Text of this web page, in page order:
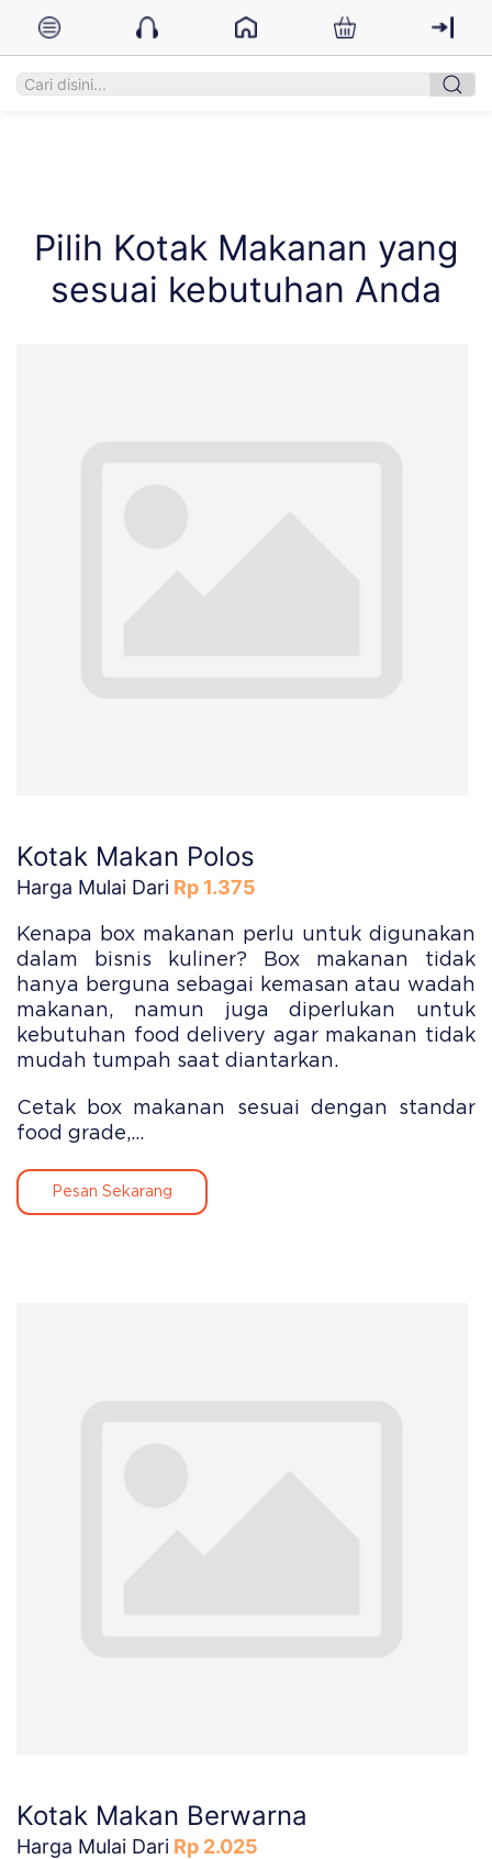
Pilih Kotak Makanan yang
sesuai kebutuhan Anda
Kotak Makan Polos
Harga Mulai Dari Rp 1.375
Kenapa box makanan perlu untuk digunakan
dalam bisnis kuliner? Box makanan tidak
hanya berguna sebagai kemasan atau wadah
makanan, namun juga diperlukan untuk
kebutuhan food delivery agar makanan tidak
mudah tumpah saat diantarkan.
Cetak box makanan sesuai dengan standar
food grade,...
Pesan Sekarang
Kotak Makan Berwarna
Harga Mulai Dari Rp 2.025